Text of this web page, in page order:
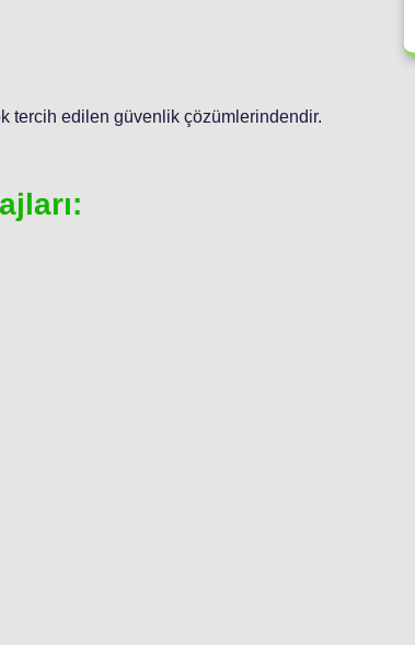
tercih edilen güvenlik çözümlerindendir.